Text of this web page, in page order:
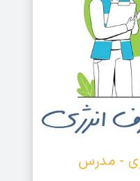
- مدرس